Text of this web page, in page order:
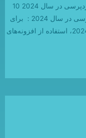
10 افزونه برتر برای افزایش سرعت سایت وردپرسی در سال 2024 10
افزونه برتر برای افزایش سرعت سایت وردپرسی در سال 2024 : برای
بهینه‌سازی سرعت سایت وردپرسی در سال 2024، استفاده از افزونه‌های